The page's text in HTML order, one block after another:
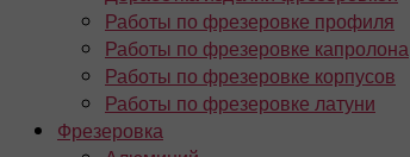
Работы по фрезеровке профиля
Работы по фрезеровке капролона
Работы по фрезеровке корпусов
Работы по фрезеровке латуни
Фрезеровка